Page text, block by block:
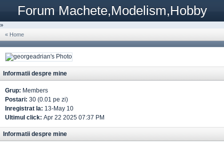
Forum Machete,Modelism,Hobby
»
« Home
Informatii despre mine
Grup: Members
Postari: 30 (0.01 pe zi)
Inregistrat la: 13-May 10
Ultimul click: Apr 22 2025 07:37 PM
Informatii despre mine